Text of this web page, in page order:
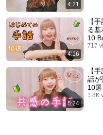
4:21
4:16
【
る基
10
717
5:24
【
話が
10
That
1.8K